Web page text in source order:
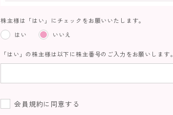
株主様は「はい」にチェックをお願いいたします。
はい
いいえ
「はい」の株主様は以下に株主番号のご入力をお願いします。
会員規約に同意する